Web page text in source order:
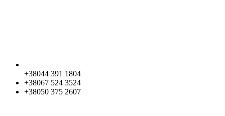
+38044 391 1804
+38067 524 3524
+38050 375 2607